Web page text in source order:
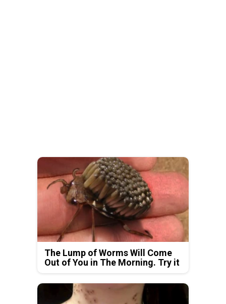
The Lump of Worms Will Come
Out of You in The Morning. Try it